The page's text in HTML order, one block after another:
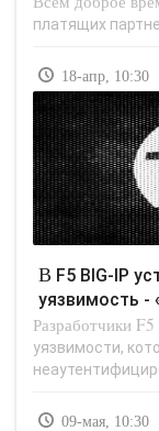
платящих
18-апр, 10:30
В F5 BIG-IP устранили критическую RCE-
уязвимость -
Разработчики
уязвимости,
09-мая, 10:30